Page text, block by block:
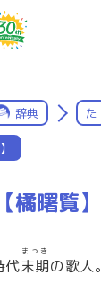
辞典 た
橘曙覧】
代末期
まっき
の歌人。